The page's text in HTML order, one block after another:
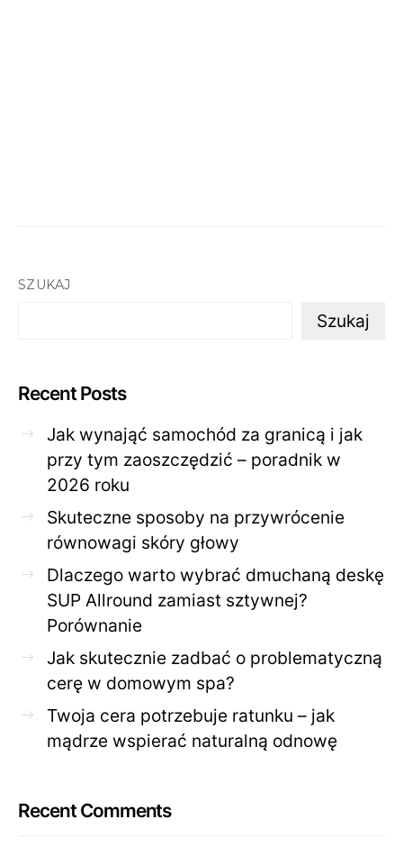
SZUKAJ
Szukaj
Recent Posts
Jak wynająć samochód za granicą i jak
przy tym zaoszczędzić – poradnik w
2026 roku
Skuteczne sposoby na przywrócenie
równowagi skóry głowy
Dlaczego warto wybrać dmuchaną deskę
SUP Allround zamiast sztywnej?
Porównanie
Jak skutecznie zadbać o problematyczną
cerę w domowym spa?
Twoja cera potrzebuje ratunku – jak
mądrze wspierać naturalną odnowę
Recent Comments